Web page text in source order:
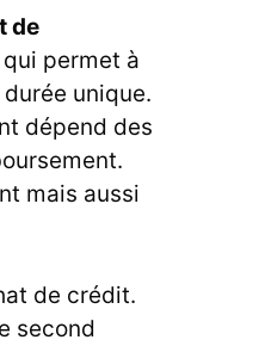
de
permet à
unique.
dépend des
mais aussi
de crédit.
second